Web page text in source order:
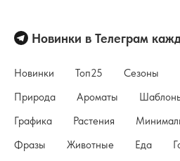
Новинки в Телеграм
Новинки Топ25 Сезоны
Природа
Ароматы
Графика
Растения
Фразы
Животные Еда